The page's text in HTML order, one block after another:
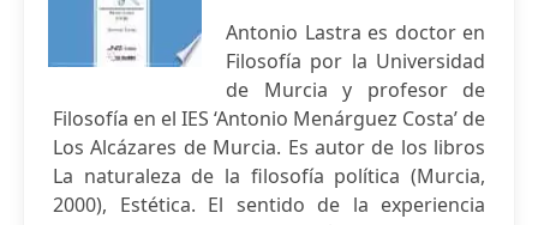
Antonio Lastra es doctor en
Filosofía por la Universidad
de Murcia y profesor de
Filosofía en el IES ‘Antonio Menárguez Costa’ de
Los Alcázares de Murcia. Es autor de los libros
La naturaleza de la filosofía política (Murcia,
2000), Estética. El sentido de la experiencia